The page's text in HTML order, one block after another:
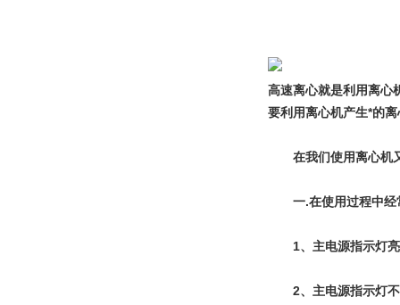
高速离心就是利用离心
要利用离心机产生*的
在我们使用离心机又
一.在使用过程中经
1、主电源指示灯亮
2、主电源指示灯不